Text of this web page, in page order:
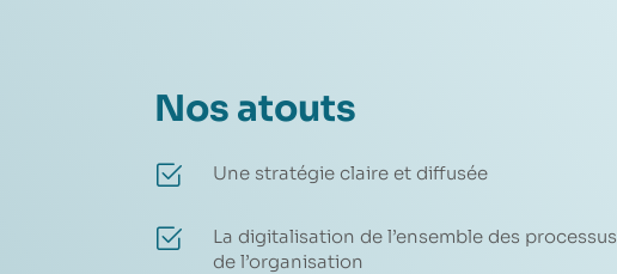
Nos atouts
Une stratégie claire et diffusée
La digitalisation de l’ensemble des processus
de l’organisation